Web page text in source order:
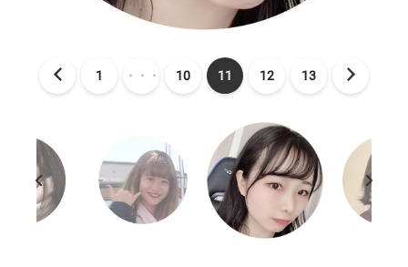
1 ・・・ 10 11 12 13